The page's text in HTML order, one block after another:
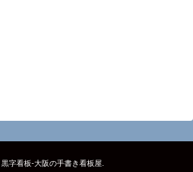
黒字看板‐大阪の手書き看板屋